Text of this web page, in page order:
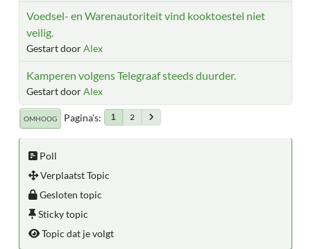
Voedsel- en Warenautoriteit vind kooktoestel niet
veilig.
Gestart doorAlex
Kamperen volgens Telegraaf steeds duurder.
Gestart doorAlex
OMHOOG Pagina's 1 2
Poll
Verplaatst Topic
Gesloten topic
Sticky topic
Topic dat je volgt